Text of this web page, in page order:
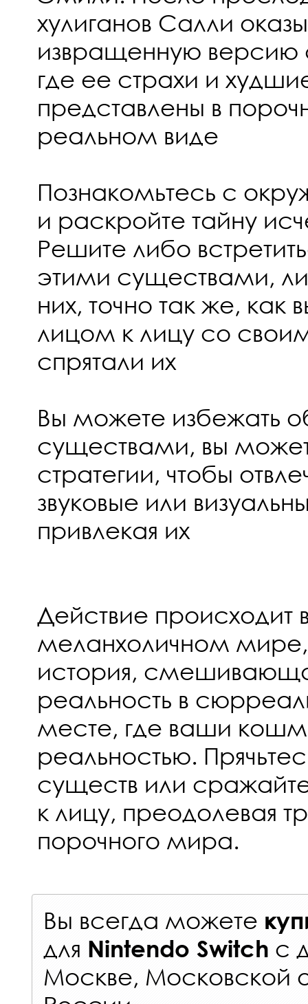
хулиганов Салли
извращенную версию
где ее страхи и
представлены в
реальном виде
Познакомьтесь с
и раскройте тайну
Решите либо
этими существами,
них, точно так же, как
лицом к лицу со
спрятали их
Вы можете избежать
существами, вы
стратегии, чтобы
звуковые или
привлекая их
Действие происходит
меланхоличном мире,
история,
реальность в
месте, где ваши
реальностью.
существ или
к лицу, преодолевая
порочного мира.
Вы всегда можете
для Nintendo Switch с
Москве, Московской